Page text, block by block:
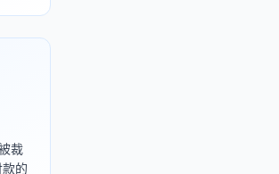
裁
的